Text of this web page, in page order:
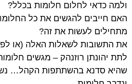
ולמה כדאי לחלום חלומות בכלל?
האם חייבים להגשים את כל
מתחילים לעשות את זה?
את התשובות לשאלות האלה (או
לתת יהונתן רוזנהק – מגשים
שהיא סדנא בהשתתפות הקהל…